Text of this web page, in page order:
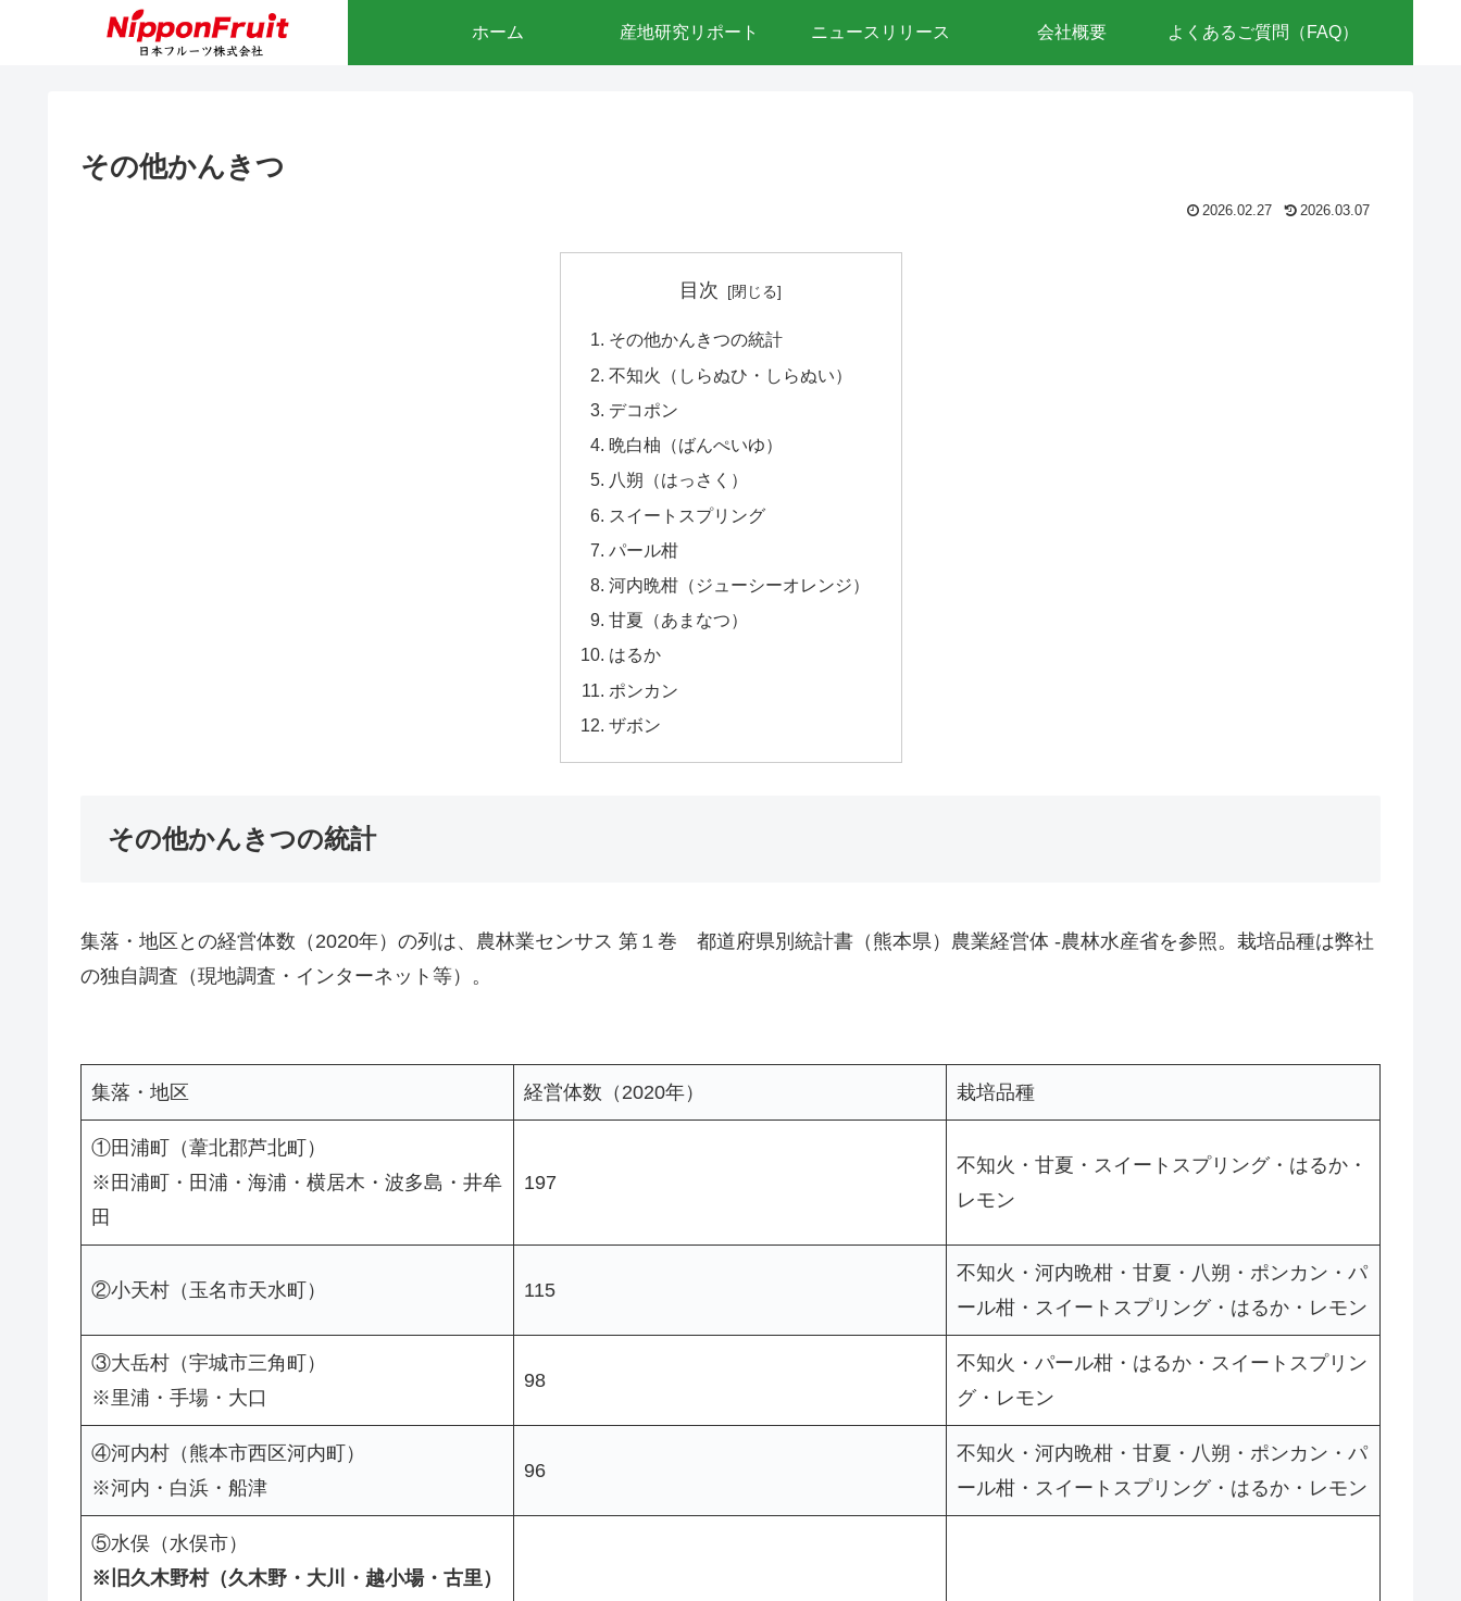
ホーム 産地研究リポート ニュースリリース 会社概要 よくあるご質問（FAQ）
その他かんきつ
2026.02.27 2026.03.07
目次
その他かんきつの統計
不知火（しらぬひ・しらぬい）
デコポン
晩白柚（ばんぺいゆ）
八朔（はっさく）
スイートスプリング
パール柑
河内晩柑（ジューシーオレンジ）
甘夏（あまなつ）
はるか
ポンカン
ザボン
その他かんきつの統計
集落・地区との経営体数（2020年）の列は、農林業センサス 第１巻 都道府県別統計書（熊本県）農業経営体 -農林水産省を参照。栽培品種は弊社
の独自調査（現地調査・インターネット等）。
集落・地区 経営体数（2020年） 栽培品種
①田浦町（葦北郡芦北町）
※田浦町・田浦・海浦・横居木・波多島・井牟
田
197
不知火・甘夏・スイートスプリング・はるか・
レモン
②小天村（玉名市天水町） 115
不知火・河内晩柑・甘夏・八朔・ポンカン・パ
ール柑・スイートスプリング・はるか・レモン
③大岳村（宇城市三角町）
※里浦・手場・大口
98
不知火・パール柑・はるか・スイートスプリン
グ・レモン
④河内村（熊本市西区河内町）
※河内・白浜・船津
96
不知火・河内晩柑・甘夏・八朔・ポンカン・パ
ール柑・スイートスプリング・はるか・レモン
⑤水俣（水俣市）
※旧久木野村（久木野・大川・越小場・古里）